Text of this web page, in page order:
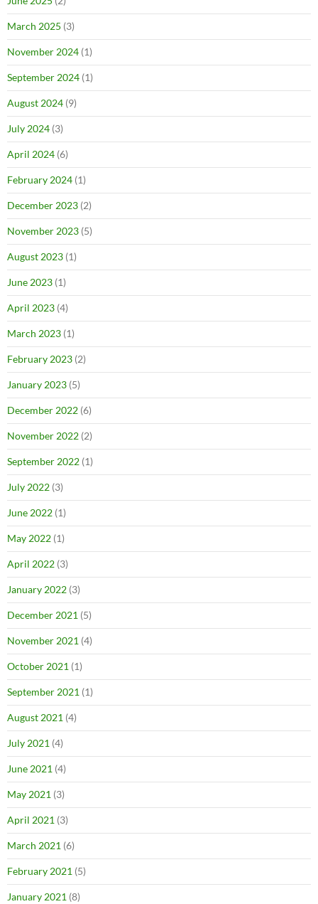
March 2025 (3)
November 2024 (1)
September 2024 (1)
August 2024 (9)
July 2024 (3)
April 2024 (6)
February 2024 (1)
December 2023 (2)
November 2023 (5)
August 2023 (1)
June 2023 (1)
April 2023 (4)
March 2023 (1)
February 2023 (2)
January 2023 (5)
December 2022 (6)
November 2022 (2)
September 2022 (1)
July 2022 (3)
June 2022 (1)
May 2022 (1)
April 2022 (3)
January 2022 (3)
December 2021 (5)
November 2021 (4)
October 2021 (1)
September 2021 (1)
August 2021 (4)
July 2021 (4)
June 2021 (4)
May 2021 (3)
April 2021 (3)
March 2021 (6)
February 2021 (5)
January 2021 (8)